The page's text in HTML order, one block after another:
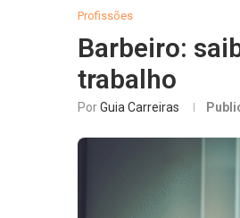
Profissões
Barbeiro:
trabalho
PorGuia Carreiras